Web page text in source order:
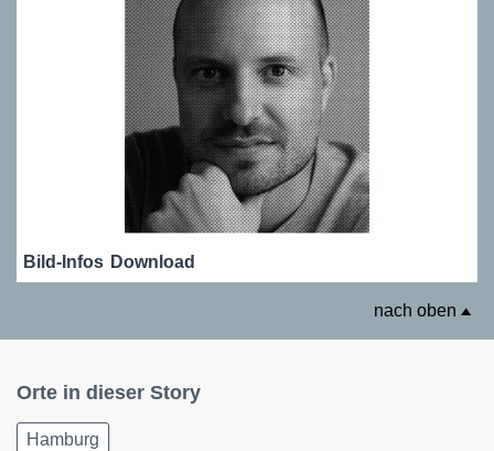
Bild-Infos Download
nach oben
Orte in dieser Story
Hamburg